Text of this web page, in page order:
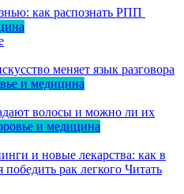
как распознать РПП
меняет язык разговора
и медицина
волосы и можно ли их
и медицина
и новые лекарства: как в
рак легкого Читать